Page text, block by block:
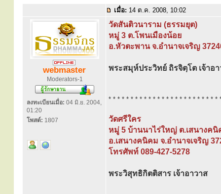
เมื่อ: 14 ต.ค. 2008, 10:02
webmaster
Moderators-1
ลงทะเบียนเมื่อ: 04 มิ.ย. 2004,
01:20
โพสต์: 1807
วัดสันติวนาราม (ธรรมยุต)
หมู่ 3 ต.โพนเมืองน้อย
อ.หัวตะพาน จ.อำนาจเจริญ
พระสมุห์ประวิทย์ ถิรจิตฺโต เจ้าอา
* * * * * * * * * * * * * * * * * * * * * * * * *
วัดศรีใคร
หมู่ 5 บ้านนาไร่ใหญ่ ต.เสนางคนิ
อ.เสนางคนิคม จ.อำนาจเจริญ
โทรศัพท์ 089-427-5278
พระวิสุทธิกิตติสาร เจ้าอาวาส